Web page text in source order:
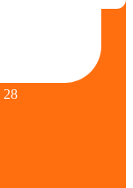
28